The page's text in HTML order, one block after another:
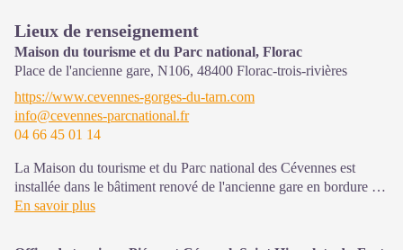
Lieux de renseignement
Maison du tourisme et du Parc national, Florac
Place de l'ancienne gare, N106, 48400 Florac-trois-rivières
https://www.cevennes-gorges-du-tarn.com
info@cevennes-parcnational.fr
04 66 45 01 14
La Maison du tourisme et du Parc national des Cévennes est
installée dans le bâtiment renové de l'ancienne gare en bordure de
la N106. C'est un espace , d’accueil, d'information et de
En savoir plus